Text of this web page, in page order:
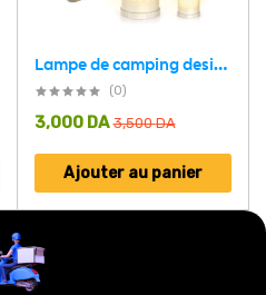
Lampe de camping design en nid d’abeille avec 3 couleurs variable rechargeable
(0)
3,500DA
3,000 DA
Ajouter au panier